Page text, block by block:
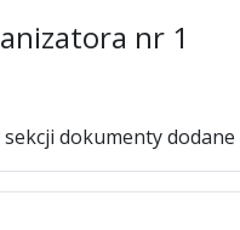
nr 1
dokumenty dodane